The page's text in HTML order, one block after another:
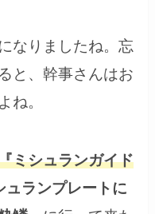
なりましたね。忘
と、幹事さんはお
ね。
ミシュランガイド
ュランプレートに